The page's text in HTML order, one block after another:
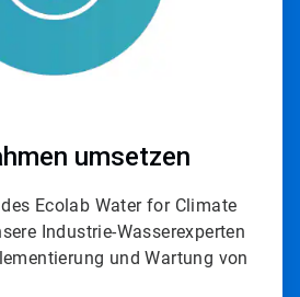
umsetzen
Ecolab Water for Climate
Industrie-Wasserexperten
und Wartung von